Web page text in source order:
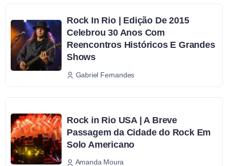
Rock In Rio | Edição De 2015
Celebrou 30 Anos Com
Reencontros Históricos E Grandes
Shows
Gabriel Fernandes
Rock in Rio USA | A Breve
Passagem da Cidade do Rock Em
Solo Americano
Amanda Moura